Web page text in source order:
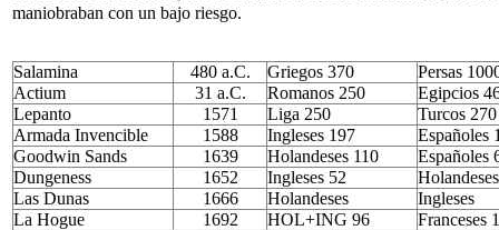
maniobraban con un bajo riesgo.
Salamina 480 a.C. Griegos 370
Persas
Actium
31 a.C. Romanos 250
Egipcios
Lepanto
1571 Liga 250
Turcos 270
Armada Invencible
1588 Ingleses 197
Españoles
Goodwin Sands
1639 Holandeses 110
Españoles
Dungeness
1652 Ingleses 52
Las Dunas
1666 Holandeses
Ingleses
La Hogue
1692 HOL+ING 96
Franceses